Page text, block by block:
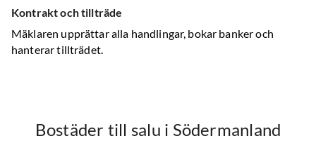
Kontrakt och tillträde
Mäklaren upprättar alla handlingar, bokar banker och
hanterar tillträdet.
Bostäder till salu i Södermanland